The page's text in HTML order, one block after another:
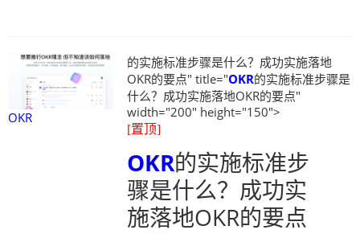
OKR
的实施标准步骤是什么？成功实施落地
OKR的要点" title="OKR的实施标准步骤是
什么？成功实施落地OKR的要点"
width="200" height="150">
[置顶]
OKR的实施标准步
骤是什么？成功实
施落地OKR的要点